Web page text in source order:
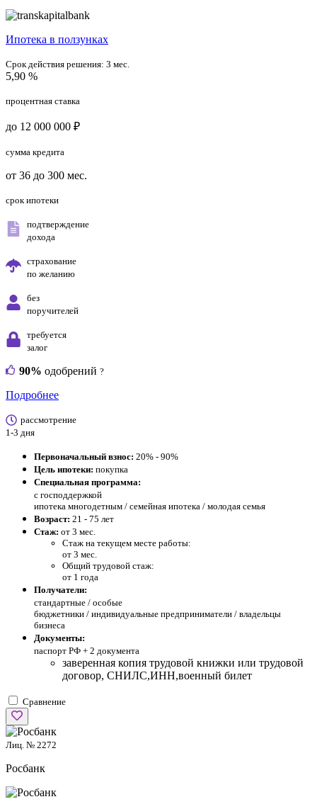
Ипотека в ползунках
Срок действия решения: 3 мес.
5,90 %
процентная ставка
до 12 000 000 ₽
сумма кредита
от 36 до 300 мес.
срок ипотеки
подтверждение
дохода
страхование
по желанию
без
поручителей
требуется
залог
90% одобрений ?
Подробнее
рассмотрение
1-3 дня
Первоначальный взнос: 20% - 90%
Цель ипотеки: покупка
Специальная программа:
с господдержкой
ипотека многодетным / семейная ипотека / молодая семья
Возраст: 21 - 75 лет
Стаж: от 3 мес.
Стаж на текущем месте работы:
от 3 мес.
Общий трудовой стаж:
от 1 года
Получатели:
стандартные / особые
бюджетники / индивидуальные предприниматели / владельцы
бизнеса
Документы:
паспорт РФ + 2 документа
заверенная копия трудовой книжки или трудовой
договор, СНИЛС,ИНН,военный билет
Сравнение
Лиц. № 2272
Росбанк